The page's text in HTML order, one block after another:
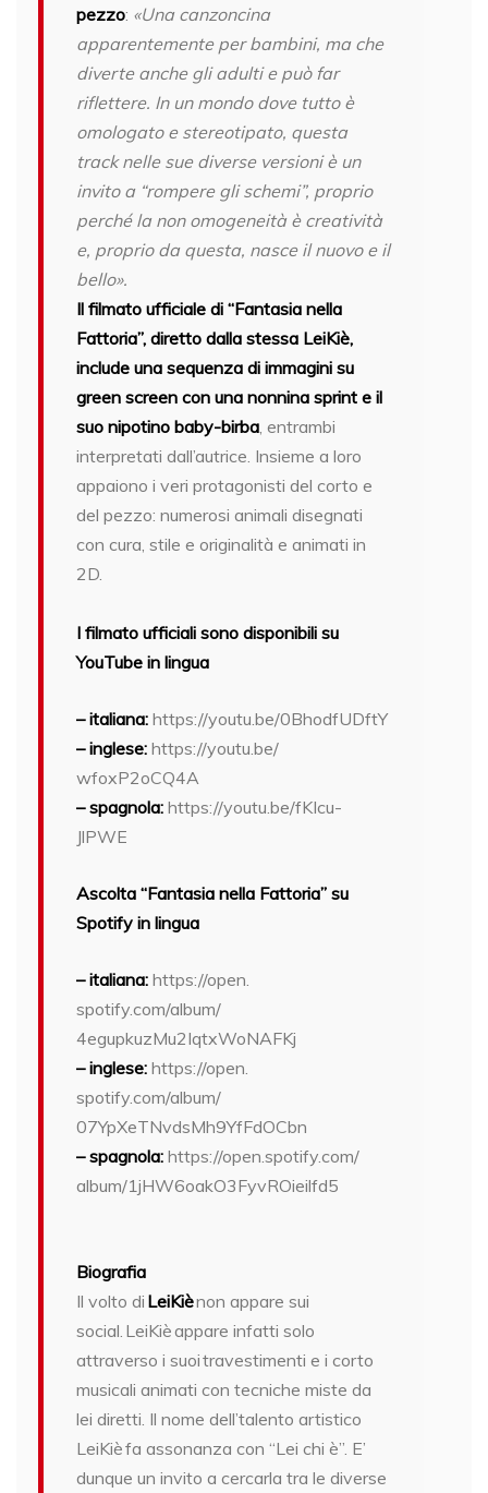
pezzo: «Una canzoncina
apparentemente per bambini, ma che
diverte anche gli adulti e può far
riflettere. In un mondo dove tutto è
omologato e stereotipato, questa
track nelle sue diverse versioni è un
invito a “rompere gli schemi”, proprio
perché la non omogeneità è creatività
e, proprio da questa, nasce il nuovo e il
bello».
Il filmato ufficiale di “Fantasia nella
Fattoria”, diretto dalla stessa LeiKiè,
include una sequenza di immagini su
green screen con una nonnina sprint e il
suo nipotino baby-birba, entrambi
interpretati dall’autrice. Insieme a loro
appaiono i veri protagonisti del corto e
del pezzo: numerosi animali disegnati
con cura, stile e originalità e animati in
2D.
I filmato ufficiali sono disponibili su
YouTube in lingua
– italiana: https://youtu.be/0BhodfUDftY
– inglese: https://youtu.be/
wfoxP2oCQ4A
– spagnola: https://youtu.be/fKIcu-
JlPWE
Ascolta “Fantasia nella Fattoria” su
Spotify in lingua
– italiana: https://open.
spotify.com/album/
4egupkuzMu2IqtxWoNAFKj
– inglese: https://open.
spotify.com/album/
07YpXeTNvdsMh9YfFdOCbn
– spagnola: https://open.spotify.com/
album/1jHW6oakO3FyvROieilfd5
Biografia
Il volto di LeiKiènon appare sui
social. LeiKiè appare infatti solo
attraverso i suoi travestimenti e i corto
musicali animati con tecniche miste da
lei diretti. Il nome dell’talento artistico
LeiKiè fa assonanza con “Lei chi è”. E’
dunque un invito a cercarla tra le diverse